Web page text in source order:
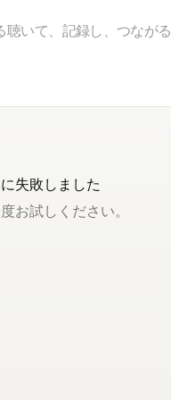
聴いて、記録し、つながる
失敗しました
お試しください。